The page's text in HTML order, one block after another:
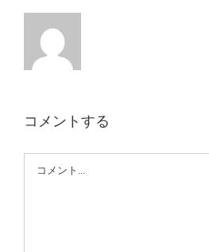
コメントする
Comment